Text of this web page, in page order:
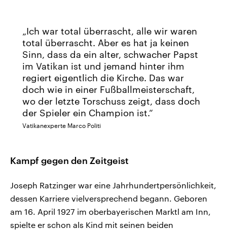
Ich war total überrascht, alle wir waren
total überrascht. Aber es hat ja keinen
Sinn, dass da ein alter, schwacher Papst
im Vatikan ist und jemand hinter ihm
regiert eigentlich die Kirche. Das war
doch wie in einer Fußballmeisterschaft,
wo der letzte Torschuss zeigt, dass doch
der Spieler ein Champion ist.
Vatikanexperte Marco Politi
Kampf gegen den Zeitgeist
Joseph Ratzinger war eine Jahrhundertpersönlichkeit,
dessen Karriere vielversprechend begann. Geboren
am 16. April 1927 im oberbayerischen Marktl am Inn,
spielte er schon als Kind mit seinen beiden